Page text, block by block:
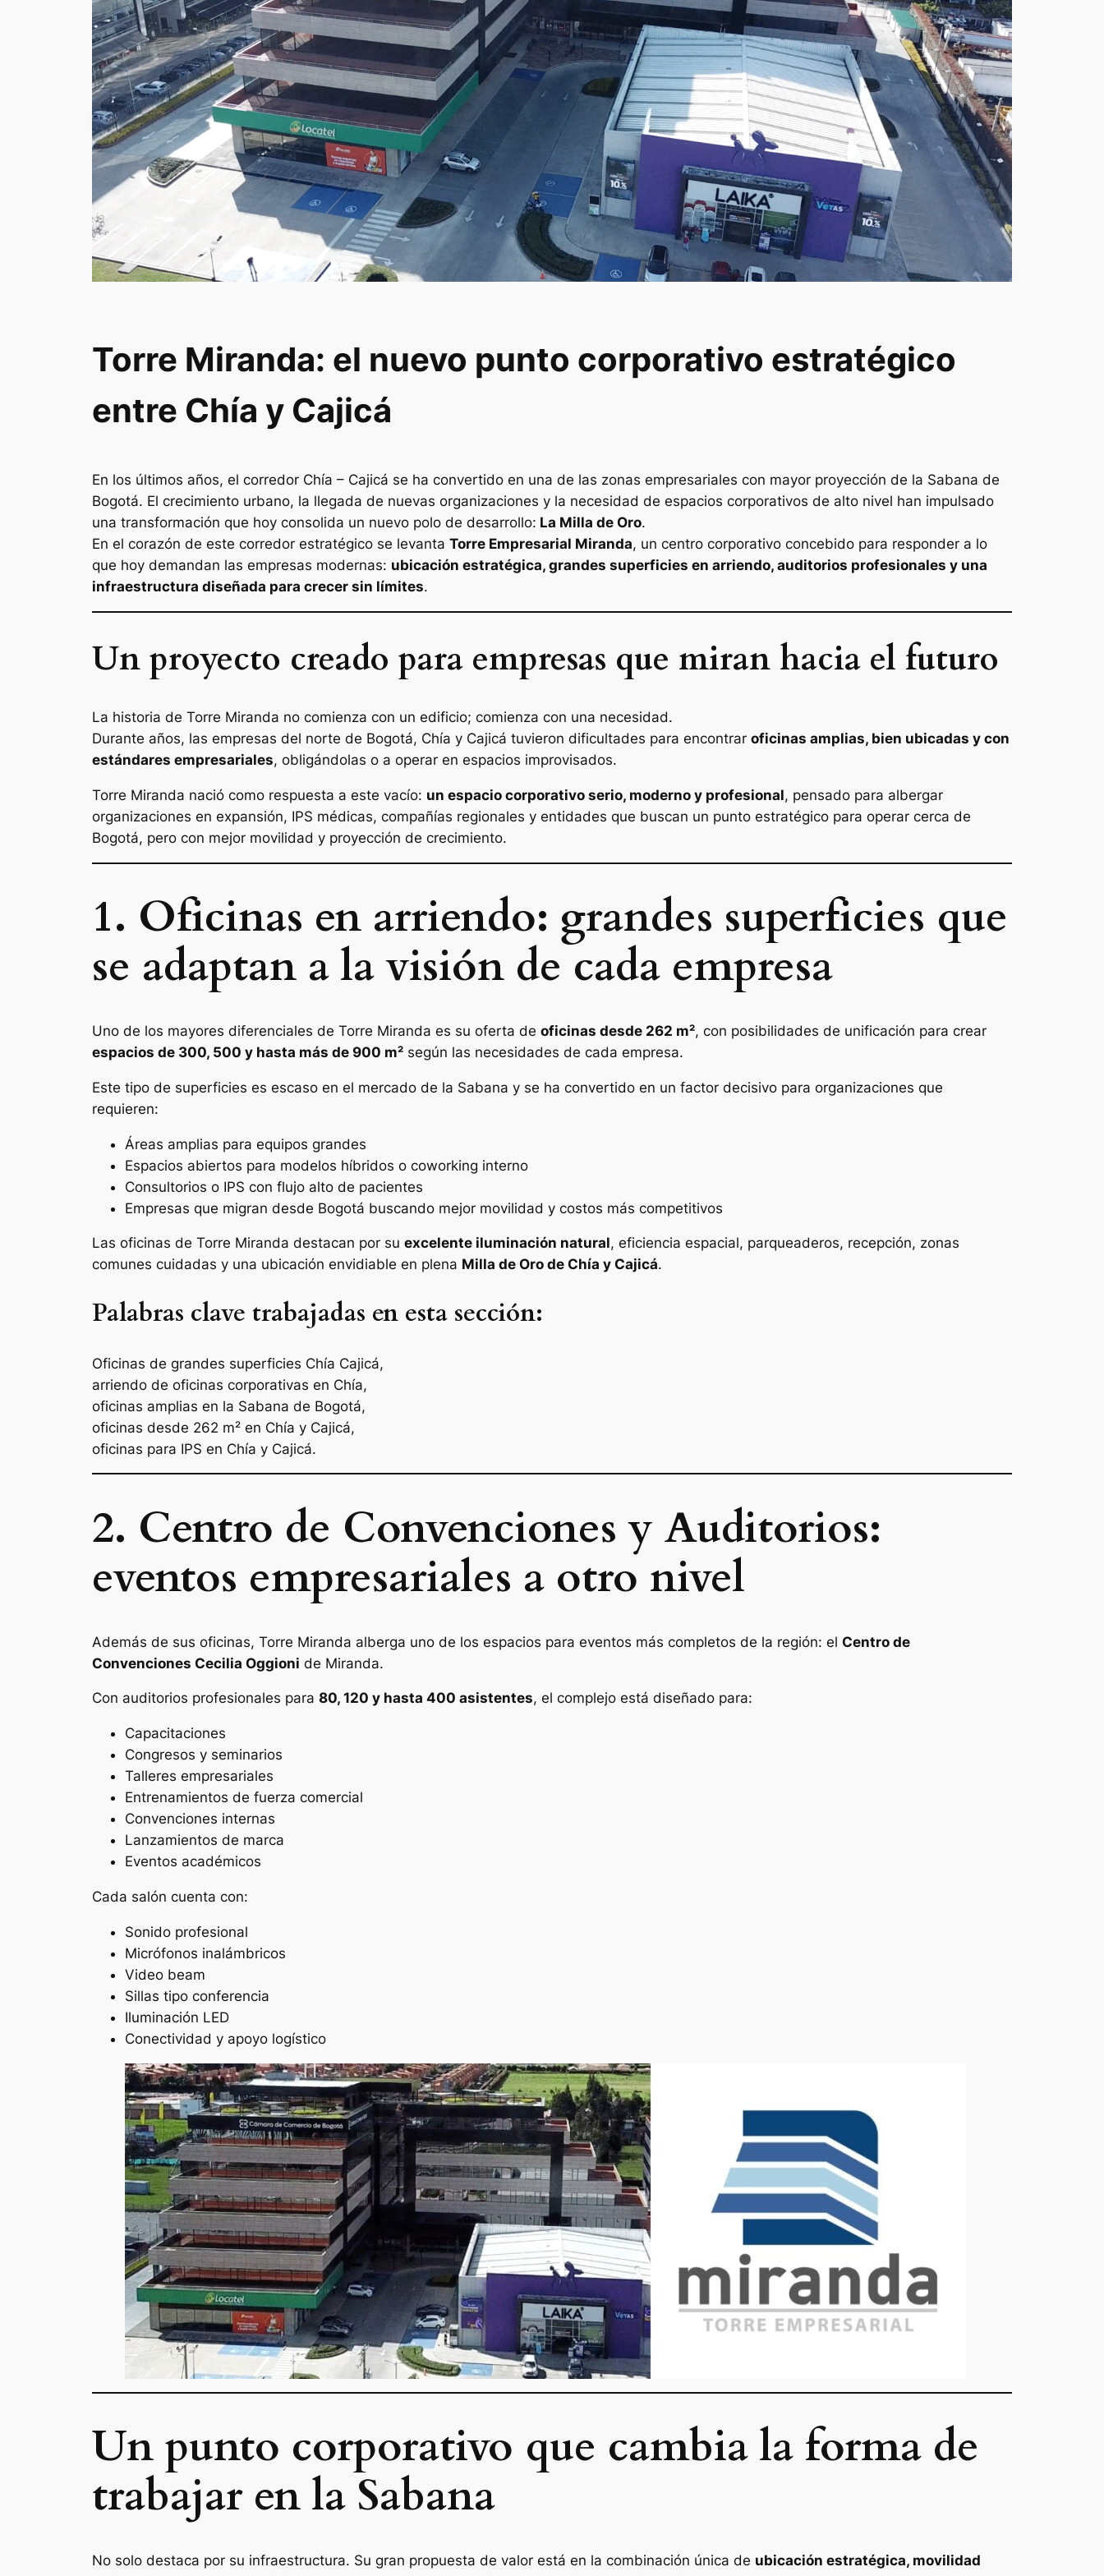
Torre Miranda: el nuevo punto corporativo estratégico
entre Chía y Cajicá
En los últimos años, el corredor Chía – Cajicá se ha convertido en una de las zonas empresariales con mayor proyección de la Sabana de
Bogotá. El crecimiento urbano, la llegada de nuevas organizaciones y la necesidad de espacios corporativos de alto nivel han impulsado
una transformación que hoy consolida un nuevo polo de desarrollo: La Milla de Oro.
En el corazón de este corredor estratégico se levanta Torre Empresarial Miranda, un centro corporativo concebido para responder a lo
que hoy demandan las empresas modernas: ubicación estratégica, grandes superficies en arriendo, auditorios profesionales y una
infraestructura diseñada para crecer sin límites.
Un proyecto creado para empresas que miran hacia el futuro
La historia de Torre Miranda no comienza con un edificio; comienza con una necesidad.
Durante años, las empresas del norte de Bogotá, Chía y Cajicá tuvieron dificultades para encontrar oficinas amplias, bien ubicadas y con
estándares empresariales, obligándolas o a operar en espacios improvisados.
Torre Miranda nació como respuesta a este vacío: un espacio corporativo serio, moderno y profesional, pensado para albergar
organizaciones en expansión, IPS médicas, compañías regionales y entidades que buscan un punto estratégico para operar cerca de
Bogotá, pero con mejor movilidad y proyección de crecimiento.
1. Oficinas en arriendo: grandes superficies que
se adaptan a la visión de cada empresa
Uno de los mayores diferenciales de Torre Miranda es su oferta de oficinas desde 262 m², con posibilidades de unificación para crear
espacios de 300, 500 y hasta más de 900 m² según las necesidades de cada empresa.
Este tipo de superficies es escaso en el mercado de la Sabana y se ha convertido en un factor decisivo para organizaciones que
requieren:
Áreas amplias para equipos grandes
Espacios abiertos para modelos híbridos o coworking interno
Consultorios o IPS con flujo alto de pacientes
Empresas que migran desde Bogotá buscando mejor movilidad y costos más competitivos
Las oficinas de Torre Miranda destacan por su excelente iluminación natural, eficiencia espacial, parqueaderos, recepción, zonas
comunes cuidadas y una ubicación envidiable en plena Milla de Oro de Chía y Cajicá.
Palabras clave trabajadas en esta sección:
Oficinas de grandes superficies Chía Cajicá,
arriendo de oficinas corporativas en Chía,
oficinas amplias en la Sabana de Bogotá,
oficinas desde 262 m² en Chía y Cajicá,
oficinas para IPS en Chía y Cajicá.
2. Centro de Convenciones y Auditorios:
eventos empresariales a otro nivel
Además de sus oficinas, Torre Miranda alberga uno de los espacios para eventos más completos de la región: el Centro de
Convenciones Cecilia Oggioni de Miranda.
Con auditorios profesionales para 80, 120 y hasta 400 asistentes, el complejo está diseñado para:
Capacitaciones
Congresos y seminarios
Talleres empresariales
Entrenamientos de fuerza comercial
Convenciones internas
Lanzamientos de marca
Eventos académicos
Cada salón cuenta con:
Sonido profesional
Micrófonos inalámbricos
Video beam
Sillas tipo conferencia
Iluminación LED
Conectividad y apoyo logístico
Un punto corporativo que cambia la forma de
trabajar en la Sabana
No solo destaca por su infraestructura. Su gran propuesta de valor está en la combinación única de ubicación estratégica, movilidad